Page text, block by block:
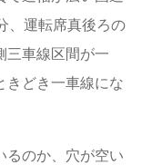
、運転席真後ろの
三車線区間が一
きどき一車線にな
るのか、穴が空い